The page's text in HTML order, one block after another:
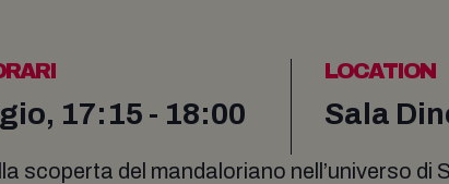
17:15 - 18:00
LOCATION
Sala
scoperta del mandaloriano nell’universo di